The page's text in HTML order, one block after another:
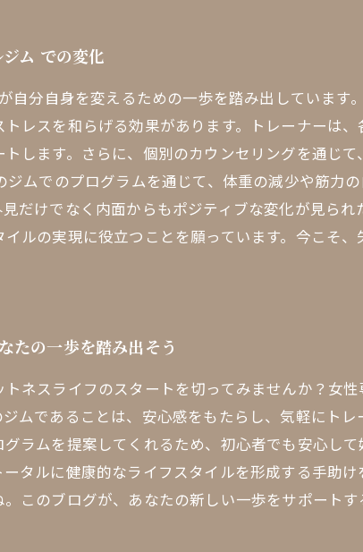
ム での変化
自分自身を変えるための一歩を踏み出していま
レスを和らげる効果があります。トレーナーは
します。さらに、個別のカウンセリングを通じ
ムでのプログラムを通じて、体重の減少や筋力
だけでなく内面からもポジティブな変化が見ら
ルの実現に役立つことを願っています。今こそ
たの一歩を踏み出そう
ネスライフのスタートを切ってみませんか？女
ムであることは、安心感をもたらし、気軽にト
ラムを提案してくれるため、初心者でも安心し
タルに健康的なライフスタイルを形成する手助
このブログが、あなたの新しい一歩をサポートす